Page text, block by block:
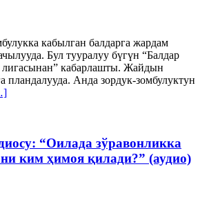
кабылган балдарга жардам
Бул тууралуу бүгүн “Балдар
лигасынан” кабарлашты. Жайдын
Анда зордук-зомбулуктун
“Оилада зўравонликка
ким ҳимоя қилади?” (аудио)